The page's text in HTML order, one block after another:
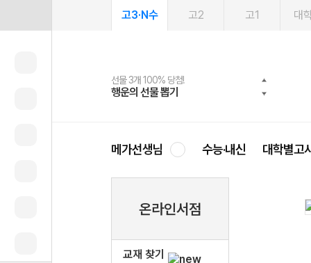
고3·N수 고2 고1 대
선물 3개 100% 당첨!
행운의 선물 뽑기
선물 100% 증정!
메가스터디 X 올리브
여름방학 스터디 캐시백
메가런 썸머스쿨
2027 러셀 단과
강사 공개선발
스마트러닝앱
설문 EVENT
메가패스
3일 무료 체험권
메가패스 수강생 무료혜택!
메가클럽 멤버십
사회공헌 캠페인
희망이룸 메가나눔
메가선생님 수능·내신 대학별고
온라인서점
교재 찾기